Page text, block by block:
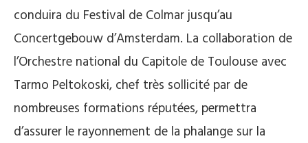
conduira du Festival de Colmar jusqu’au
Concertgebouw d’Amsterdam. La collaboration de
l’Orchestre national du Capitole de Toulouse avec
Tarmo Peltokoski, chef très sollicité par de
nombreuses formations réputées, permettra
d’assurer le rayonnement de la phalange sur la